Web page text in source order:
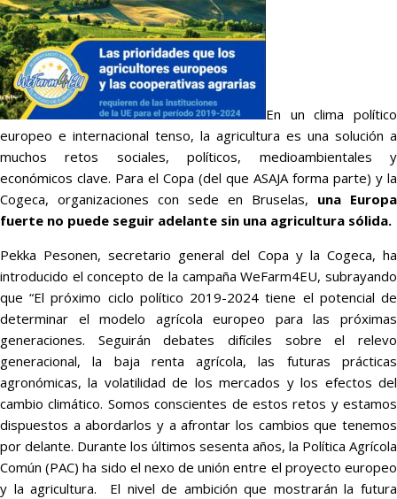
En un clima político
europeo e internacional tenso, la agricultura es una solución a
muchos retos sociales, políticos, medioambientales y
económicos clave. Para el Copa (del que ASAJA forma parte) y la
Cogeca, organizaciones con sede en Bruselas, una Europa
fuerte no puede seguir adelante sin una agricultura sólida.
Pekka Pesonen, secretario general del Copa y la Cogeca, ha
introducido el concepto de la campaña WeFarm4EU, subrayando
que “El próximo ciclo político 2019-2024 tiene el potencial de
determinar el modelo agrícola europeo para las próximas
generaciones. Seguirán debates difíciles sobre el relevo
generacional, la baja renta agrícola, las futuras prácticas
agronómicas, la volatilidad de los mercados y los efectos del
cambio climático. Somos conscientes de estos retos y estamos
dispuestos a abordarlos y a afrontar los cambios que tenemos
por delante. Durante los últimos sesenta años, la Política Agrícola
Común (PAC) ha sido el nexo de unión entre el proyecto europeo
y la agricultura. El nivel de ambición que mostrarán la futura